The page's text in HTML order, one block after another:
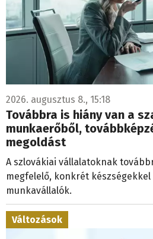
2026. augusztus 8., 15:18
Továbbra is hiány van a
munkaerőből,
megoldást
A szlovákiai vállalatoknak
megfelelő, konkrét
munkavállalók.
Változások